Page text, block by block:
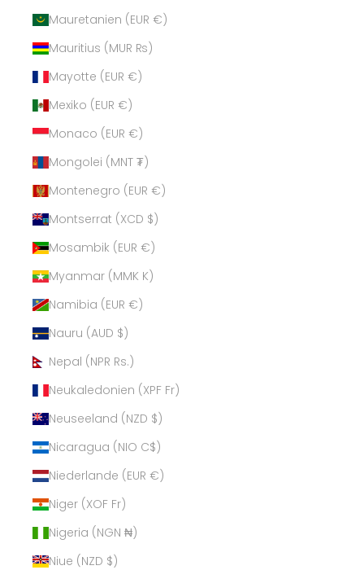
Mauretanien (EUR €)
Mauritius (MUR ₨)
Mayotte (EUR €)
Mexiko (EUR €)
Monaco (EUR €)
Mongolei (MNT ₮)
Montenegro (EUR €)
Montserrat (XCD $)
Mosambik (EUR €)
Myanmar (MMK K)
Namibia (EUR €)
Nauru (AUD $)
Nepal (NPR Rs.)
Neukaledonien (XPF Fr)
Neuseeland (NZD $)
Nicaragua (NIO C$)
Niederlande (EUR €)
Niger (XOF Fr)
Nigeria (NGN ₦)
Niue (NZD $)